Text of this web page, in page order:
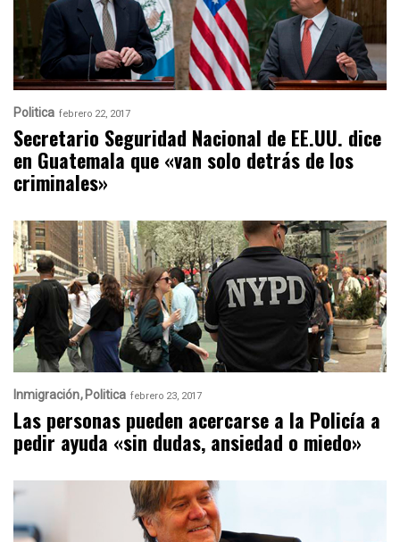
Politica febrero 22, 2017
Secretario Seguridad Nacional de EE.UU. dice
en Guatemala que «van solo detrás de los
criminales»
Inmigración Politica febrero 23, 2017
Las personas pueden acercarse a la Policía a
pedir ayuda «sin dudas, ansiedad o miedo»